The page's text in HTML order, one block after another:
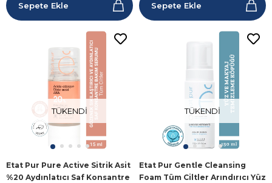
Sepete Ekle Sepete Ekle
TÜKENDI
Etat Pur Pure Active Sitrik Asit
%20 Aydınlatıcı Saf Konsantre
TÜKENDI
Etat Pur Gentle Cleansing
Foam Tüm Ciltler Arındırıcı Yüz